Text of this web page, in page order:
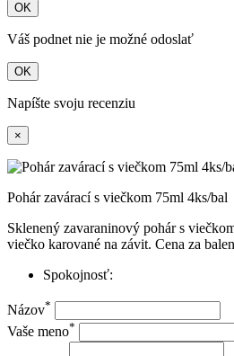
OK
Váš podnet nie je možné odoslať
OK
Napíšte svoju recenziu
×
Pohár zavárací s viečkom 75ml 4ks/bal
Sklenený zavaraninový pohár s
viečko karované na závit. Cena za
Spokojnosť:
Názov*
Vaše meno*